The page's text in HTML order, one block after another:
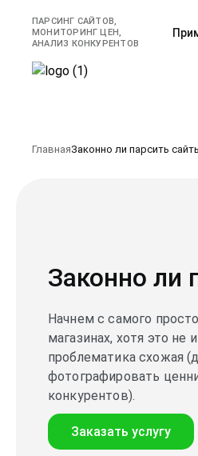
ПАРСИНГ САЙТОВ,
МОНИТОРИНГ ЦЕН,
АНАЛИЗ КОНКУРЕНТОВ
ГлавнаяЗаконно ли парсить
Законно ли
Начнем с самого
магазинах, хотя это не
проблематика схожая
фотографировать
конкурентов).
Заказать услугу